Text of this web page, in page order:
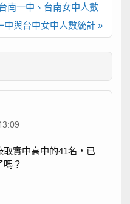
南一中、台南女中人數
中與台中女中人數統計 »
實中高中的41名，已
嗎？